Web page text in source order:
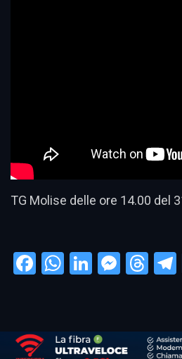
TG Molise delle ore 14.00 del
Facebook
WhatsApp
LinkedIn